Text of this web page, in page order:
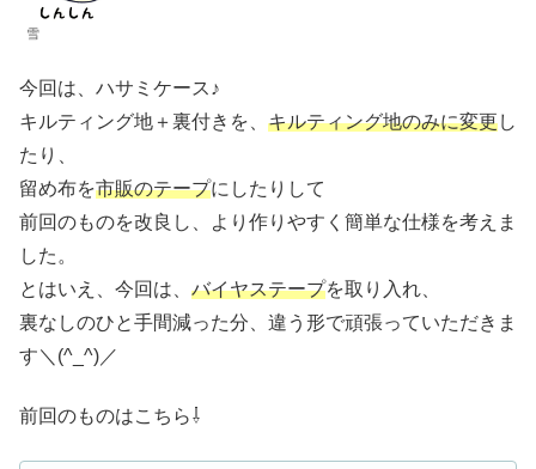
雪
今回は、ハサミケース♪
キルティング地＋裏付きを、 キルティング地のみに変更し
たり、
留め布を市販のテープにしたりして
前回のものを改良し、より作りやすく簡単な仕様を考えま
した。
とはいえ、今回は、 バイヤステープを取り入れ、
裏なしのひと手間減った分、違う形で頑張っていただきま
す＼(^_^)／
前回のものはこちら⇩